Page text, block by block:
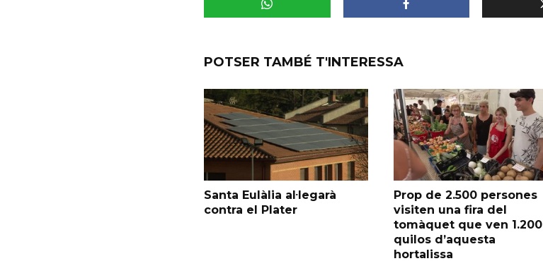
POTSER TAMBÉ T'INTERESSA
Santa Eulàlia al·legarà
contra el Plater
Prop de 2.500 persones
visiten una fira del
tomàquet que ven 1.200
quilos d’aquesta
hortalissa